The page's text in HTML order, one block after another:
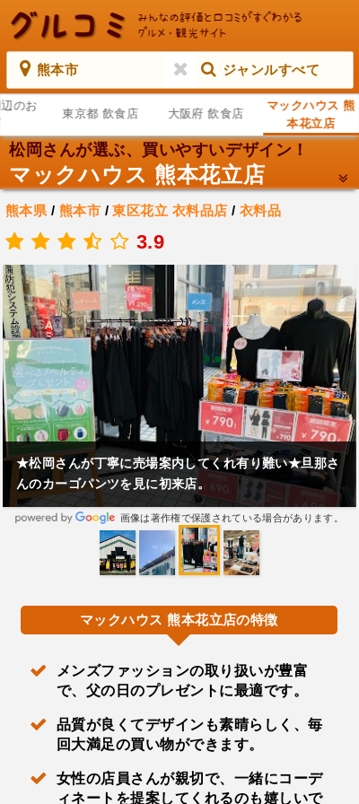
熊本市 ジャンルすべて
のお
東京都 飲食店 大阪府 飲食店
マックハウス 熊
本花立店
松岡さんが選ぶ、買いやすいデザイン！
マックハウス 熊本花立店
熊本県 / 熊本市 /東区花立 衣料品店 / 衣料品
3.9
★松岡さんが丁寧に売場案内してくれ有り難い★旦那さ
んのカーゴパンツを見に初来店。
画像は著作権で保護されている場合があります。
マックハウス 熊本花立店の特徴
メンズファッションの取り扱いが豊富
で、父の日のプレゼントに最適です。
品質が良くてデザインも素晴らしく、毎
回大満足の買い物ができます。
女性の店員さんが親切で、一緒にコーデ
ィネートを提案してくれるのも嬉しいで